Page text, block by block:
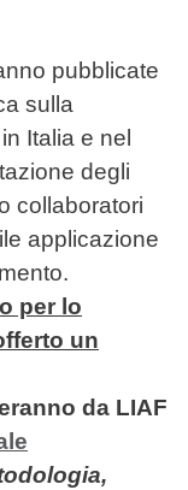
pubblicate
sulla
Italia e nel
degli
collaboratori
applicazione
per lo
un
da LIAF